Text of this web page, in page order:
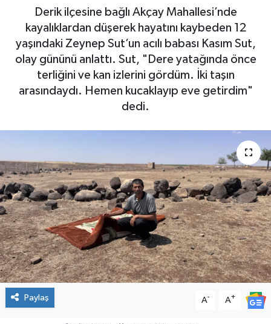
Derik ilçesine bağlı Akçay Mahallesi’nde
kayalıklardan düşerek hayatını kaybeden 12
yaşındaki Zeynep Sut’un acılı babası Kasım Sut,
olay gününü anlattı. Sut, "Dere yatağında önce
terliğini ve kan izlerini gördüm. İki taşın
arasındaydı. Hemen kucaklayıp eve getirdim"
dedi.
Paylaş A- A+
Haber Arşivi